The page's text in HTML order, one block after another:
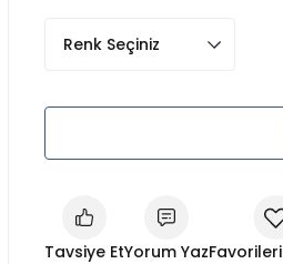
Tavsiye EtYorum Yaz